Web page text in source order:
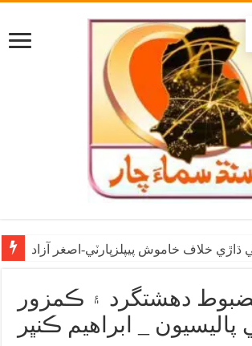
خلاف خاموش پيپلزپارٽي-اصغر آزاد
دهشتگرد ۽ ڪمزور
_ ابراهيم ڪنڀر